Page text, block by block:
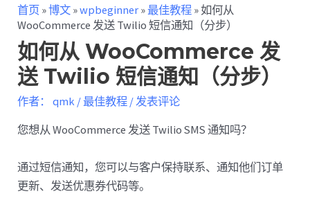
首页 »博文 »wpbeginner »最佳教程 »如何从
WooCommerce 发送 Twilio 短信通知（分步）
如何从 WooCommerce 发
送 Twilio 短信通知（分步）
作者： qmk /最佳教程 /发表评论
您想从 WooCommerce 发送 Twilio SMS 通知吗？
通过短信通知，您可以与客户保持联系、通知他们订单
更新、发送优惠券代码等。